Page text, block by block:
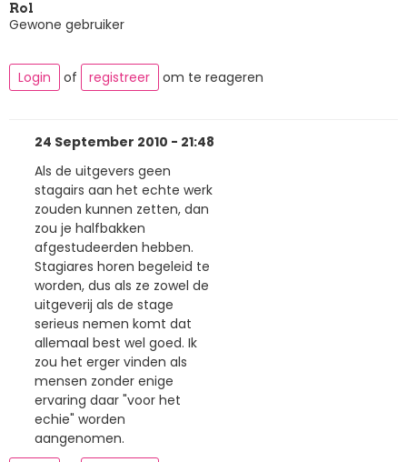
Rol
Gewone gebruiker
Login of registreer om te reageren
24 September 2010 - 21:48
Als de uitgevers geen
stagairs aan het echte werk
zouden kunnen zetten, dan
zou je halfbakken
afgestudeerden hebben.
Stagiares horen begeleid te
worden, dus als ze zowel de
uitgeverij als de stage
serieus nemen komt dat
allemaal best wel goed. Ik
zou het erger vinden als
mensen zonder enige
ervaring daar "voor het
echie" worden
aangenomen.